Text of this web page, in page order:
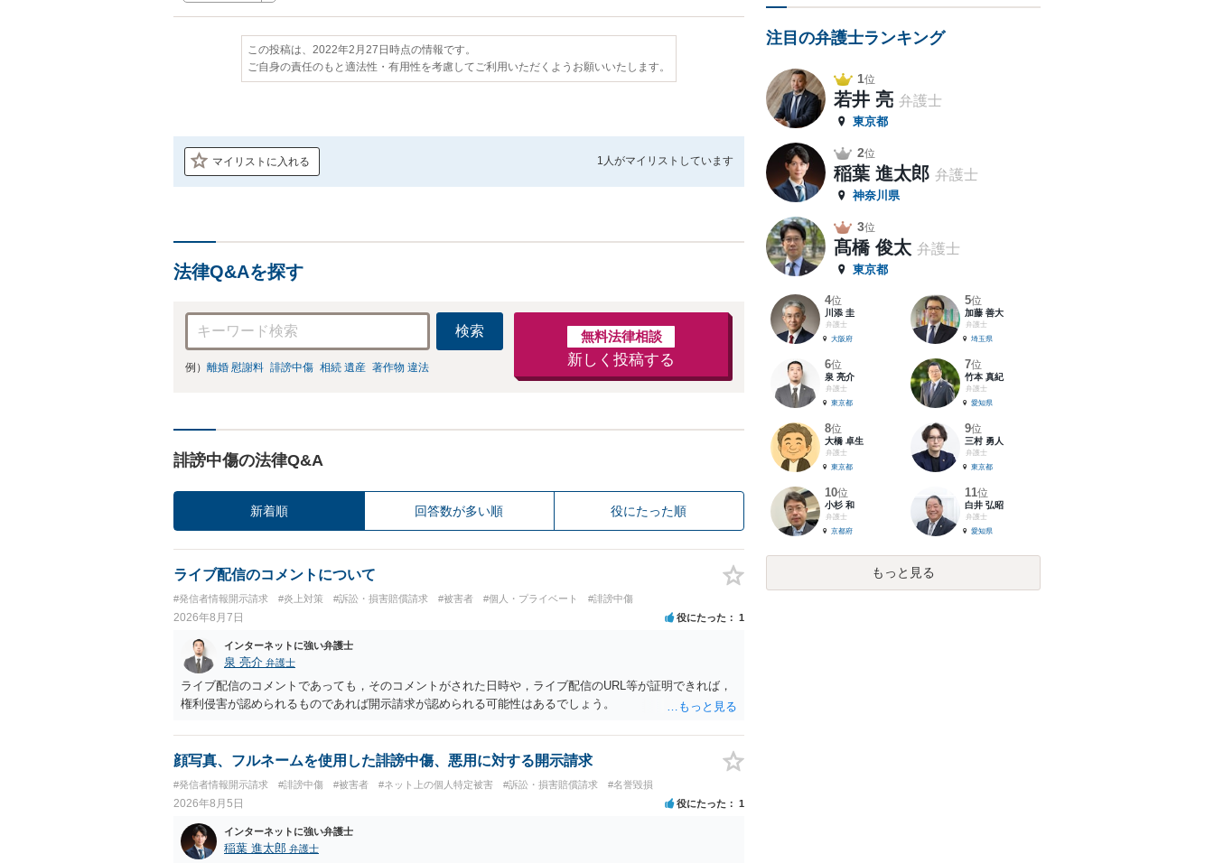
この投稿は、2022年2月27日時点の情報です。
ご自身の責任のもと適法性・有用性を考慮してご利用いただくようお願いいたします。
マイリストに入れる 1人がマイリストしています
法律Q&Aを探す
検索
例） 離婚 慰謝料 誹謗中傷 相続 遺産 著作物 違法
無料法律相談
新しく投稿する
誹謗中傷の法律Q&A
新着順 回答数が多い順 役にたった順
ライブ配信のコメントについて
#発信者情報開示請求 #炎上対策 #訴訟・損害賠償請求 #被害者 #個人・プライベート #誹謗中傷
2026年8月7日 役にたった 1
インターネットに強い弁護士
泉 亮介 弁護士
ライブ配信のコメントであっても，そのコメントがされた日時や，ライブ配信のURL等が証明できれば，
権利侵害が認められるものであれば開示請求が認められる可能性はあるでしょう。
顔写真、フルネームを使用した誹謗中傷、悪用に対する開示請求
#発信者情報開示請求 #誹謗中傷 #被害者 #ネット上の個人特定被害 #訴訟・損害賠償請求 #名誉毀損
2026年8月5日 役にたった 1
インターネットに強い弁護士
稲葉 進太郎 弁護士
注目の弁護士ランキング
1位
若井 亮 弁護士
東京都
2位
稲葉 進太郎 弁護士
神奈川県
3位
髙橋 俊太 弁護士
東京都
4位
川添 圭
弁護士
大阪府
5位
加藤 善大
弁護士
埼玉県
6位
泉 亮介
弁護士
東京都
7位
竹本 真紀
弁護士
愛知県
8位
大橋 卓生
弁護士
東京都
9位
三村 勇人
弁護士
東京都
10位
小杉 和
弁護士
京都府
11位
白井 弘昭
弁護士
愛知県
もっと見る